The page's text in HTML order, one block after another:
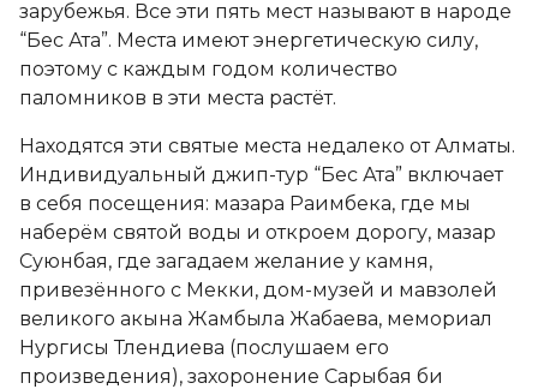
зарубежья. Все эти пять мест называют в народе
“Бес Ата”. Места имеют энергетическую силу,
поэтому с каждым годом количество
паломников в эти места растёт.
Находятся эти святые места недалеко от Алматы.
Индивидуальный джип-тур “Бес Ата” включает
в себя посещения: мазара Раимбека, где мы
наберём святой воды и откроем дорогу, мазар
Суюнбая, где загадаем желание у камня,
привезённого с Мекки, дом-музей и мавзолей
великого акына Жамбыла Жабаева, мемориал
Нургисы Тлендиева (послушаем его
произведения), захоронение Сарыбая би